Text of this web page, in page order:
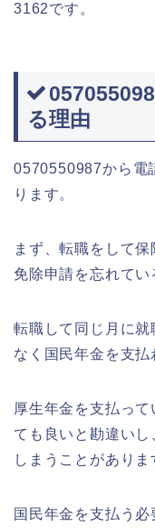
3162です。
る理由
0570550987から電
ります。
まず、転職をして
免除申請を忘れてい
転職して同じ月に
なく国民年金を支払
厚生年金を支払って
ても良いと勘違い
しまうことがありま
国民年金を支払う